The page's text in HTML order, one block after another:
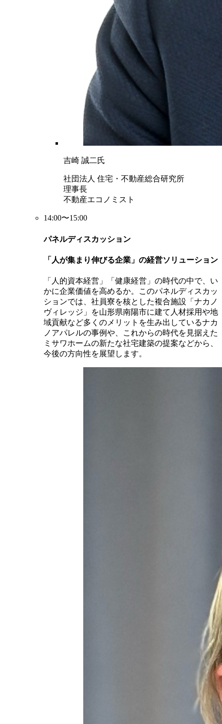
吉崎 誠二氏
社団法人 住宅・不動産総合研究所
理事長
不動産エコノミスト
14:00〜15:00
パネルディスカッション
「人が集まり伸びる企業」の経営ソリューション
「人的資本経営」「健康経営」の時代の中で、い
かに企業価値を高めるか。このパネルディスカッ
ションでは、社員寮を核とした複合施設「ナカノ
ヴィレッジ」を山形県南陽市に建て人材採用や地
域貢献など多くのメリットを生み出しているナカ
ノアパレルの事例や、これからの時代を見据えた
ミサワホームの新たな社宅建築の提案などから、
今後の方向性を展望します。